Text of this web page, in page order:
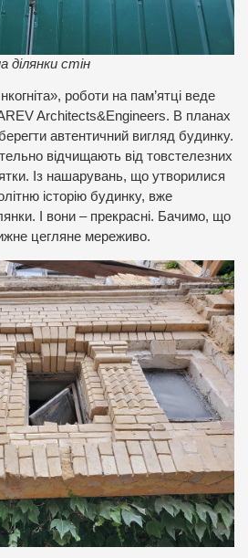
стін
роботи на пам’ятці веде
Architects&Engineers. В планах
автентичний вигляд будинку.
відчищають від товстелезних
Із нашарувань, що утворилися
історію будинку, вже
І вони – прекрасні. Бачимо, що
цегляне мереживо.